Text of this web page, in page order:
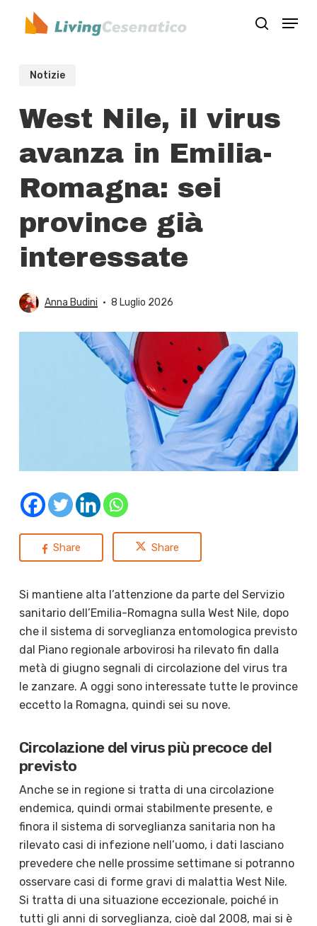
search
Menu
Notizie
West Nile, il virus
avanza in Emilia-
Romagna: sei
province già
interessate
Anna Budini 8 Luglio 2026
Share Share
Si mantiene alta l’attenzione da parte del Servizio
sanitario dell’Emilia-Romagna sulla West Nile, dopo
che il sistema di sorveglianza entomologica previsto
dal Piano regionale arbovirosi ha rilevato fin dalla
metà di giugno segnali di circolazione del virus tra
le zanzare. A oggi sono interessate tutte le province
eccetto la Romagna, quindi sei su nove.
Circolazione del virus più precoce del
previsto
Anche se in regione si tratta di una circolazione
endemica, quindi ormai stabilmente presente, e
finora il sistema di sorveglianza sanitaria non ha
rilevato casi di infezione nell’uomo, i dati lasciano
prevedere che nelle prossime settimane si potranno
osservare casi di forme gravi di malattia West Nile.
Si tratta di una situazione eccezionale, poiché in
tutti gli anni di sorveglianza, cioè dal 2008, mai si è